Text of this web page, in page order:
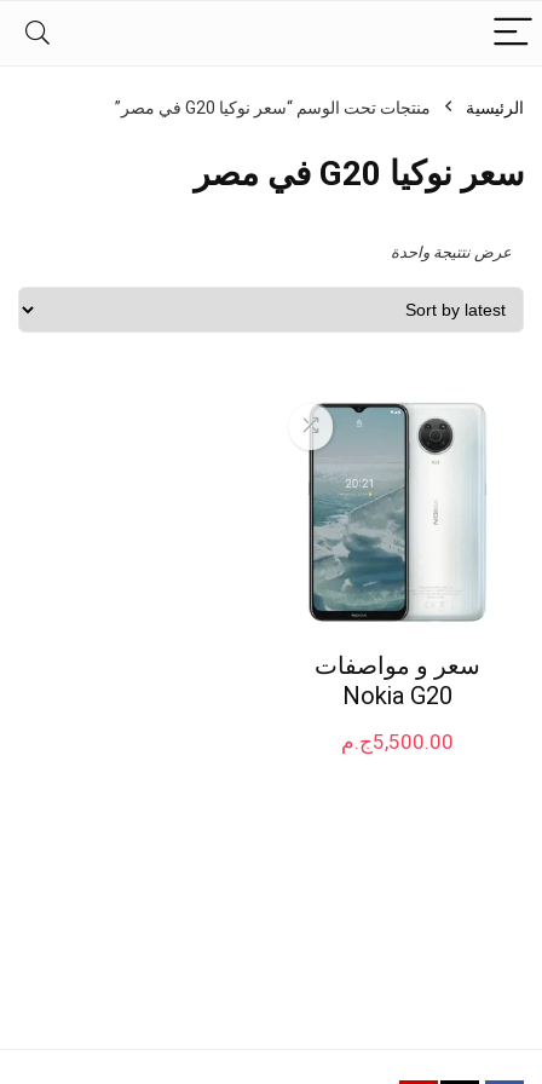
الرئيسية منتجات تحت الوسم “سعر نوكيا G20 في مصر”
سعر نوكيا G20 في مصر
عرض نتتيجة واحدة
سعر و مواصفات
Nokia G20
ج.م5,500.00